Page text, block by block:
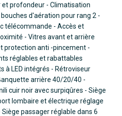
profondeur - Climatisation
d'aération pour rang 2 -
télécommande - Accès et
- Vitres avant et arrière
protection anti -pincement -
réglables et rabattables
à LED intégrés - Rétroviseur
arrière 40/20/40 -
cuir noir avec surpiqûres - Siège
lombaire et électrique réglage
passager réglable dans 6